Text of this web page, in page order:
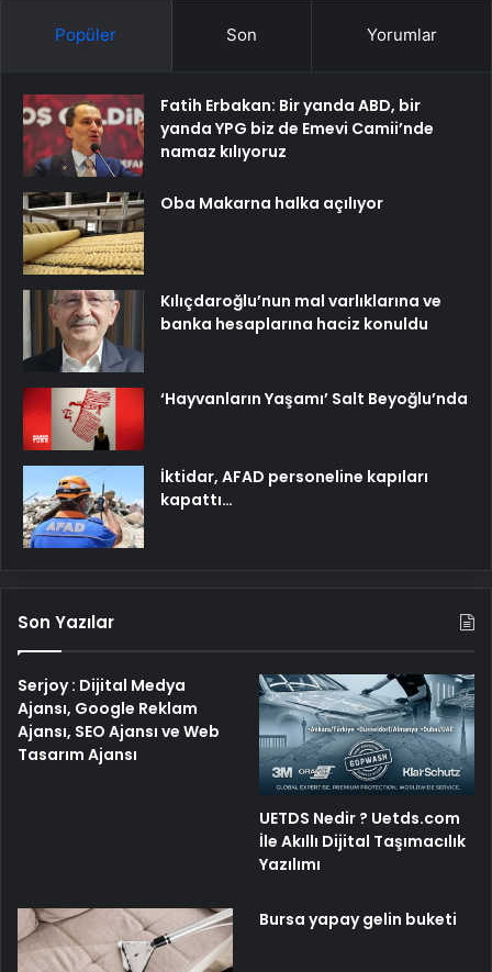
Popüler Son Yorumlar
Fatih Erbakan: Bir yanda ABD, bir
yanda YPG biz de Emevi Camii’nde
namaz kılıyoruz
Oba Makarna halka açılıyor
Kılıçdaroğlu’nun mal varlıklarına ve
banka hesaplarına haciz konuldu
‘Hayvanların Yaşamı’ Salt Beyoğlu’nda
İktidar, AFAD personeline kapıları
kapattı…
Son Yazılar
Serjoy : Dijital Medya
Ajansı, Google Reklam
Ajansı, SEO Ajansı ve Web
Tasarım Ajansı
UETDS Nedir ? Uetds.com
İle Akıllı Dijital Taşımacılık
Yazılımı
Bursa yapay gelin buketi